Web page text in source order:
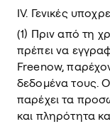
ΙV. Γενικές
(1) Πριν από τη
πρέπει να
Freenow,
δεδομένα τους.
παρέχει τα
και πληρότητα